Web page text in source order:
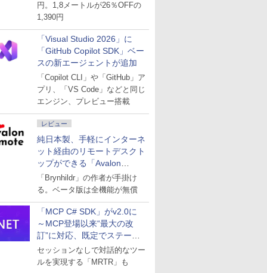
円。1,8メートルが26％OFFの
1,390円
「Visual Studio 2026」に
「GitHub Copilot SDK」ベー
スの新エージェントが追加
「Copilot CLI」や「GitHub」ア
プリ、「VS Code」などと同じ
エンジン、プレビュー搭載
レビュー
純日本製、手軽にインターネ
ット経由のリモートデスクト
ップができる「Avalon
remote」
「Brynhildr」の作者が手掛け
る。ベータ版は全機能が無償
「MCP C# SDK」がv2.0に
～MCP登場以来“最大の改
訂”に対応、既定でステート
レスへ
セッションなしで対話的なツー
ルを実現する「MRTR」も